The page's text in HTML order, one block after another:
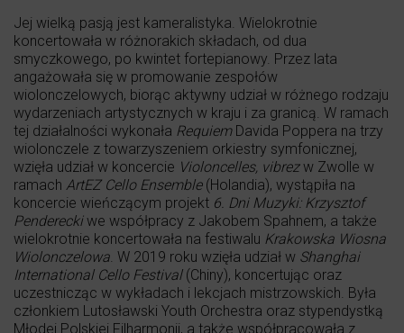
Jej wielką pasją jest kameralistyka. Wielokrotnie
koncertowała w różnorakich składach, od dua
smyczkowego, po kwintet fortepianowy. Przez lata
angażowała się w promowanie zespołów
wiolonczelowych, biorąc aktywny udział w różnego rodzaju
wydarzeniach artystycznych w kraju i za granicą. W ramach
tej działalności wykonała RequiemDavida Poppera na trzy
wiolonczele z towarzyszeniem orkiestry symfonicznej,
wzięła udział w koncercie Violoncelles, vibrezw Zwolle w
ramach ArtEZ Cello Ensemble(Holandia), wystąpiła na
koncercie wieńczącym projekt 6. Dni Muzyki: Krzysztof
Pendereckiwe współpracy z Jakobem Spahnem, a także
wielokrotnie koncertowała na festiwalu Krakowska Wiosna
Wiolonczelowa . W 2019 roku wzięła udział w Shanghai
International Cello Festival(Chiny), koncertując oraz
uczestnicząc w wykładach i lekcjach mistrzowskich. Była
członkiem Lutosławski Youth Orchestra oraz stypendystką
Młodej Polskiej Filharmonii, a także współpracowała z